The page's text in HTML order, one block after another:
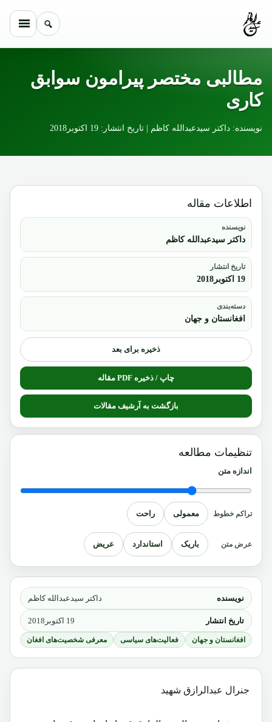
مطالبی مختصر پیرامون سوابق
کاری
نویسنده: داکتر سیدعبدالله کاظم | تاریخ انتشار: 19 اکتوبر2018
نویسنده داکتر سیدعبدالله کاظم
تاریخ انتشار 19 اکتوبر2018
افغانستان و جهان فعالیت‌های سیاسی معرفی شخصیت‌های افغان
جنرال عبدالرازق شهید
اطلاعات مقاله
نویسنده
داکتر سیدعبدالله کاظم
تاریخ انتشار
19 اکتوبر2018
دسته‌بندی
افغانستان و جهان
ذخیره برای بعد
چاپ / ذخیره PDF مقاله
بازگشت به آرشیف مقالات
تنظیمات مطالعه
اندازه متن
تراکم خطوط معمولی راحت
عرض متن باریک استاندارد عریض